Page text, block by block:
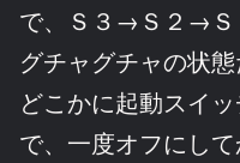
で、Ｓ３→Ｓ２→Ｓ
グチャグチャの状態
どこかに起動スイ
で、一度オフにし